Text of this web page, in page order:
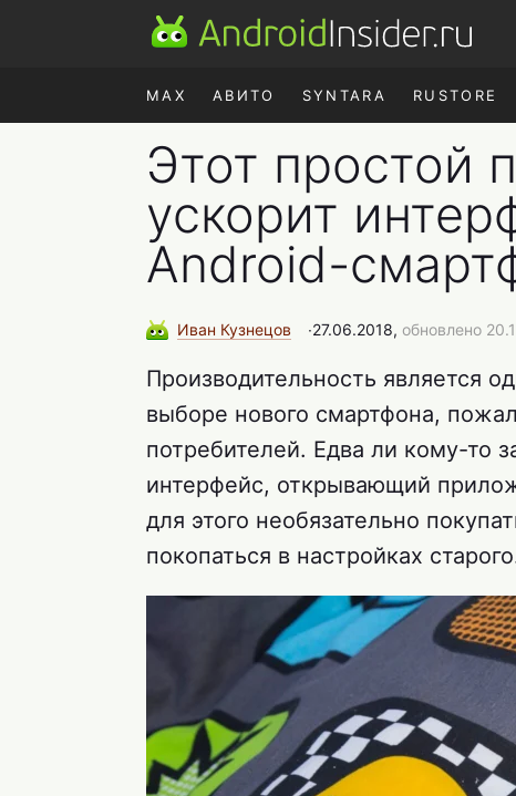
MAX АВИТО SYNTARA RUSTORE
Этот простой
ускорит
Android-
Иван Кузнецов ∙27.06.2018, обновлено
Производительность является
выборе нового смартфона,
потребителей. Едва ли кому-то
интерфейс, открывающий
для этого необязательно
покопаться в настройках